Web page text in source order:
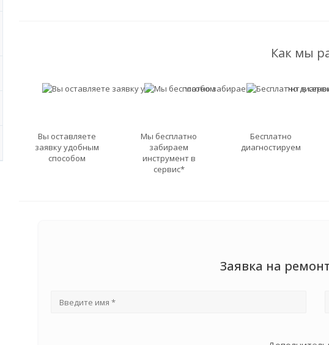
Как мы
Вы оставляете
заявку удобным
способом
Мы бесплатно
забираем
инструмент в
сервис*
Бесплатно
диагностируем
Заявка на